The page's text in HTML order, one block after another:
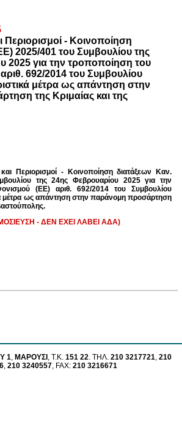
Περιορισμοί - Κοινοποίηση
2025/401 του Συμβουλίου της
2025 για την τροποποίηση του
692/2014 του Συμβουλίου
μέτρα ως απάντηση στην
της Κριμαίας και της
Περιορισμοί - Κοινοποίηση διατάξεων Καν.
της 24ης Φεβρουαρίου 2025 για την
(ΕΕ) αριθ. 692/2014 του Συμβουλίου
μέτρα ως απάντηση στην παράνομη προσάρτηση
- ΔΕΝ ΕΧΕΙ ΛΑΒΕΙ ΑΔΑ)
1, ΜΑΡΟΥΣΙ , Τ.Κ. 151 22. ΤΗΛ. 210 3217721, 210
, 210 3240557, FAX: 210 3216671